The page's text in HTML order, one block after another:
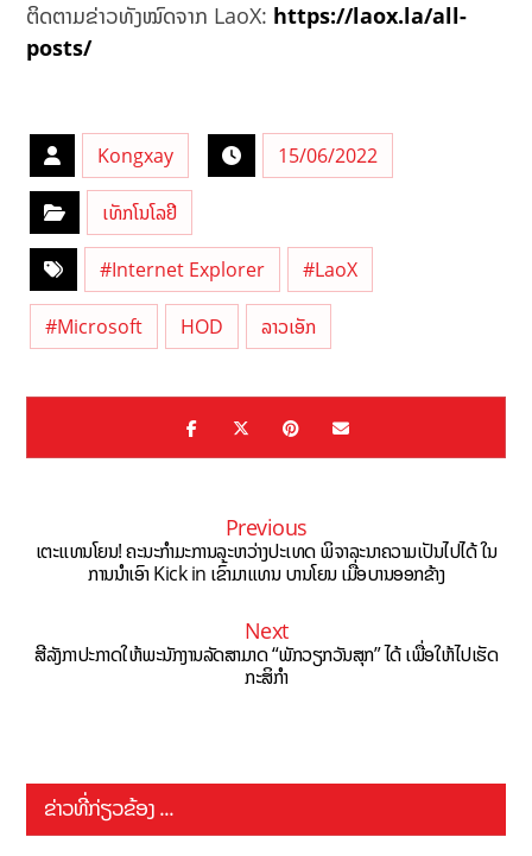
ຕິດຕາມຂ່າວທັງໝົດຈາກ LaoX: https://laox.la/all-
posts/
Kongxay 15/06/2022
ເທັກໂນໂລຢີ
#Internet Explorer #LaoX
#Microsoft HOD ລາວເອັກ
Previous
ເຕະແທນໂຍນ! ຄະນະກຳມະການລະຫວ່າງປະເທດ ພິຈາລະນາຄວາມເປັນໄປໄດ້ ໃນ
ການນຳເອົາ Kick in ເຂົ້າມາແທນ ບານໂຍນ ເມື່ອບານອອກຂ້າງ
Next
ສີລັງກາປະກາດໃຫ້ພະນັກງານລັດສາມາດ “ພັກວຽກວັນສຸກ” ໄດ້ ເພື່ອໃຫ້ໄປເຮັດ
ກະສິກໍາ
ຂ່າວທີ່ກ່ຽວຂ້ອງ ...